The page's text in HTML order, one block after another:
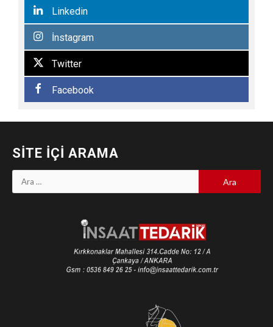
Linkedin
İnstagram
Twitter
Facebook
SITE İÇI ARAMA
Arama: